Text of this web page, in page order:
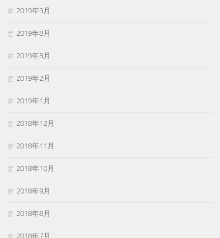
2019年9月
2019年8月
2019年3月
2019年2月
2019年1月
2018年12月
2018年11月
2018年10月
2018年9月
2018年8月
2018年7月